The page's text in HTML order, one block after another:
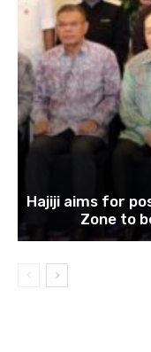
Hajiji aims for
Zone to